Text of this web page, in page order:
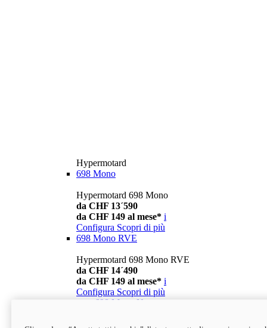
Hypermotard
698 Mono
Hypermotard 698 Mono
da CHF 13´590
da CHF 149 al mese* i
Configura Scopri di più
698 Mono RVE
Hypermotard 698 Mono RVE
da CHF 14´490
da CHF 149 al mese* i
Configura Scopri di più
698 Mono Nera
Hypermotard 698 Mono Nera